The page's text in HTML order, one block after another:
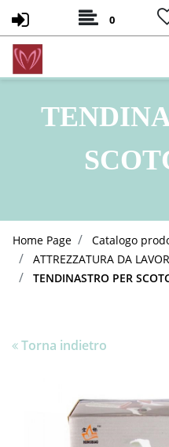
0
Home Page
Catalogo
ATTREZZATURA DA
TENDINASTRO PER
Torna indietro